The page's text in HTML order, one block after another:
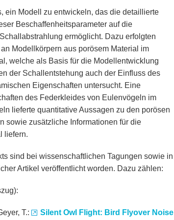
ein Modell zu entwickeln, das die detaillierte
Beschaffenheitsparameter auf die
ermöglicht. Dazu erfolgten
Modellkörpern aus porösem Material im
welche als Basis für die Modellentwicklung
der Schallentstehung auch der Einfluss des
Eigenschaften untersucht. Eine
des Federkleides von Eulenvögeln im
lieferte quantitative Aussagen zu den porösen
sowie zusätzliche Informationen für die
liefern.
sind bei wissenschaftlichen Tagungen sowie in
Artikel veröffentlicht worden. Dazu zählen:
T.:
Silent Owl Flight: Bird Flyover Noise